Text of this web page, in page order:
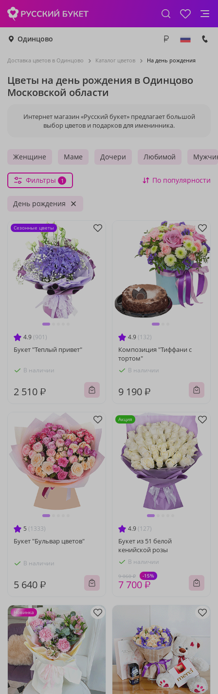
Одинцово
Доставка цветов в Одинцово Каталог цветов На день рождения
Цветы на день рождения в Одинцово
Московской области
Интернет магазин «Русский букет» предлагает большой
выбор цветов и подарков для именинника.
Женщине Маме Дочери Любимой
Фильтры 1 По популярности
День рождения
4.9 (901)
Букет "Теплый привет"
В наличии
2 510 ₽
Сезонные цветы
4.9 (132)
Композиция "Тиффани с
тортом"
В наличии
9 190 ₽
5 (1333)
Букет "Бульвар цветов"
В наличии
5 640 ₽
4.9 (127)
Букет из 51 белой
кенийской розы
В наличии
9 060 ₽ -15%
7 700 ₽
Акция
Новинка